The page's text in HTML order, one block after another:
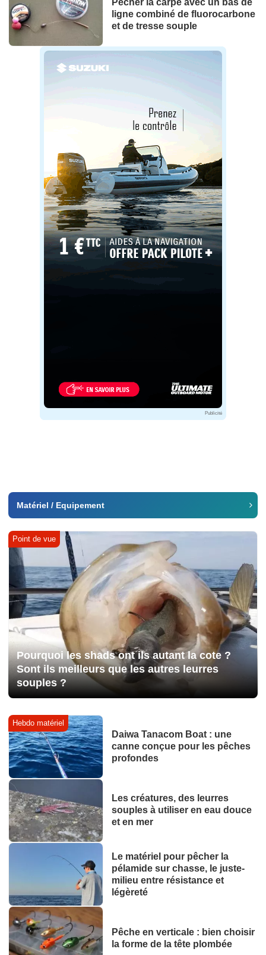
Pêcher la carpe avec un bas de
ligne combiné de fluorocarbone
et de tresse souple
Publicité
Matériel / Equipement
Pourquoi les shads ont ils autant la cote ?
Sont ils meilleurs que les autres leurres
souples ?
Point de vue
Hebdo matériel
Daiwa Tanacom Boat : une
canne conçue pour les pêches
profondes
Les créatures, des leurres
souples à utiliser en eau douce
et en mer
Le matériel pour pêcher la
pélamide sur chasse, le juste-
milieu entre résistance et
légèreté
Pêche en verticale : bien choisir
la forme de la tête plombée